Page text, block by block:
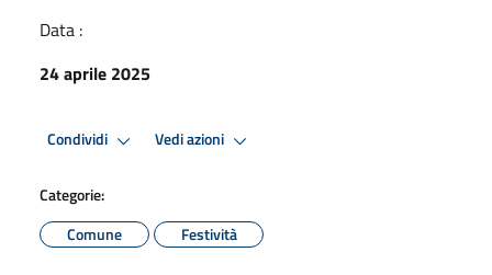
Data :
24 aprile 2025
Condividi Vedi azioni
Categorie:
Comune
Festività